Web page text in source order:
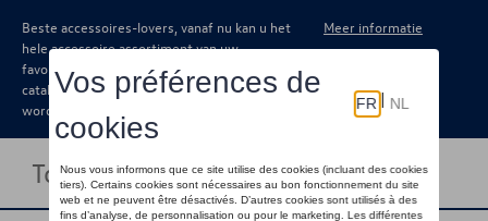
Beste accessoires-lovers, vanaf nu kan u het
hele accessoire assortiment van uw
favoriete merk terugvinden in de online
catalogus. Deze kunnen steeds besteld
worden via uw dealer.
Meer informatie
Toggle navigation